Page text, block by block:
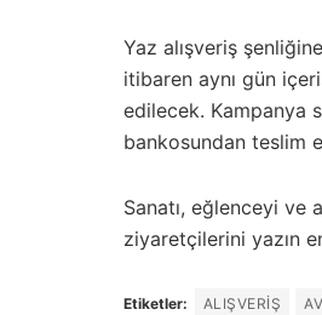
Yaz alışveriş
itibaren aynı gün
edilecek. Kampanya
bankosundan teslim
Sanatı, eğlenceyi ve
ziyaretçilerini yazın
Etiketler: ALIŞVERIŞ